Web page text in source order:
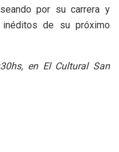
por su carrera y
de su próximo
en El Cultural San